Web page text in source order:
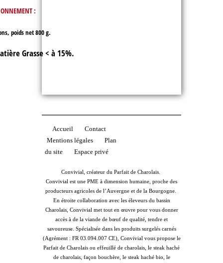
:
poids net 800 g.
Grasse < à 15%.
Accueil
Contact
Mentions légales
Plan
du site
Espace privé
Convivial, créateur du Parfait de Charolais.
Convivial est une PME à dimension humaine, proche des
producteurs agricoles de l’Auvergne et de la Bourgogne.
En étroite collaboration avec les éleveurs du bassin
Charolais, Convivial met tout en œuvre pour vous donner
accès à de la viande de bœuf de qualité, tendre et
savoureuse. Spécialisée dans les produits surgelés carnés
(Agrément : FR 03.094.007 CE), Convivial vous propose le
Parfait de Charolais ou effeuillé de charolais, le steak haché
de charolais, façon bouchère, le steak haché bio, le